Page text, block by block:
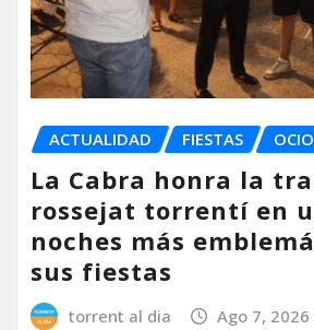
ACTUALIDAD FIESTAS OCIO
La Cabra honra la
rossejat torrentí en
noches más
sus fiestas
torrent al dia Ago 7, 2026